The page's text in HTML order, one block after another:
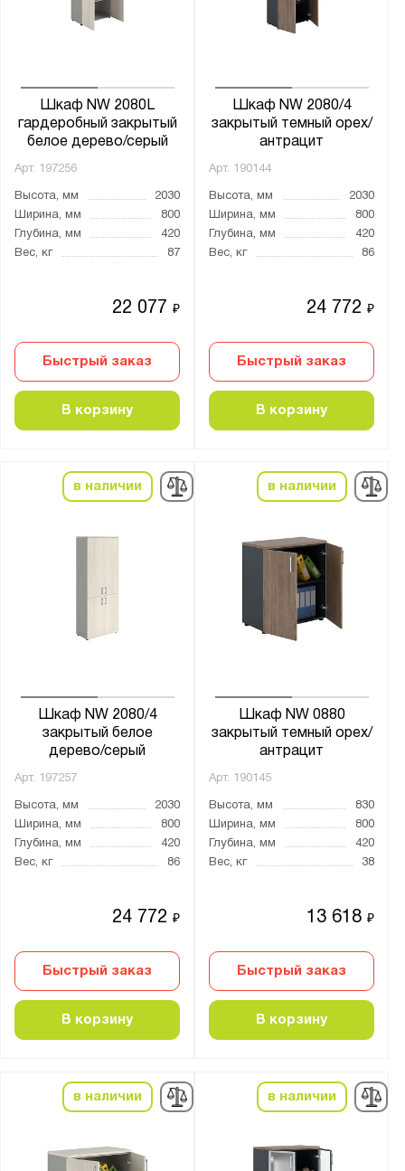
Шкаф NW 2080L
гардеробный закрытый
белое дерево/серый
Арт. 197256
Высота, мм
2030
Ширина, мм
800
Глубина, мм
420
Вес, кг
87
22 077₽
Быстрый заказ
В корзину
Шкаф NW 2080/4
закрытый темный орех/
антрацит
Арт. 190144
Высота, мм
2030
Ширина, мм
800
Глубина, мм
420
Вес, кг
86
24 772₽
Быстрый заказ
В корзину
в наличии
Шкаф NW 2080/4
закрытый белое
дерево/серый
Арт. 197257
Высота, мм
2030
Ширина, мм
800
Глубина, мм
420
Вес, кг
86
24 772₽
Быстрый заказ
В корзину
в наличии
Шкаф NW 0880
закрытый темный орех/
антрацит
Арт. 190145
Высота, мм
830
Ширина, мм
800
Глубина, мм
420
Вес, кг
38
13 618₽
Быстрый заказ
В корзину
в наличии в наличии